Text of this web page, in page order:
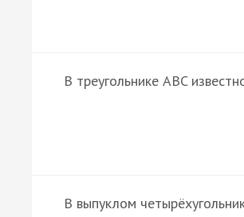
В треугольнике ABC
В выпуклом